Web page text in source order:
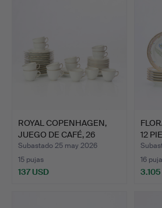
ROYAL COPENHAGEN,
JUEGO DE CAFÉ, 26
PIEZAS…
Subastado 25 may 2026
15 pujas
137 USD
12
16